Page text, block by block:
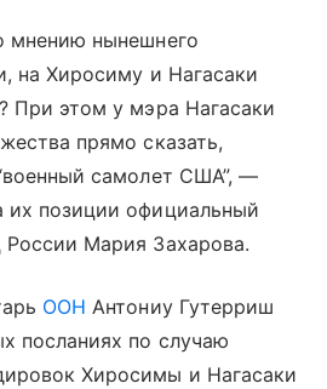
мнению нынешнего
на Хиросиму и Нагасаки
При этом у мэра Нагасаки
прямо сказать,
самолет США”, —
их позиции официальный
Мария Захарова.
ООН Антониу Гутерриш
посланиях по случаю
Хиросимы и Нагасаки